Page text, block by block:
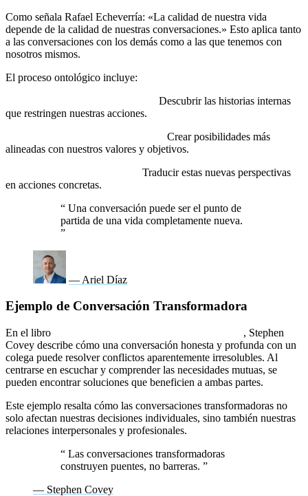
Como señala Rafael Echeverría: «La calidad de nuestra vida
depende de la calidad de nuestras conversaciones.» Esto aplica tanto
a las conversaciones con los demás como a las que tenemos con
nosotros mismos.
El proceso ontológico incluye:
Descubrir las historias internas
que restringen nuestras acciones.
Crear posibilidades más
alineadas con nuestros valores y objetivos.
Traducir estas nuevas perspectivas
en acciones concretas.
“ Una conversación puede ser el punto de
partida de una vida completamente nueva.
”
— Ariel Díaz
Ejemplo de Conversación Transformadora
En el libro
, Stephen
Covey describe cómo una conversación honesta y profunda con un
colega puede resolver conflictos aparentemente irresolubles. Al
centrarse en escuchar y comprender las necesidades mutuas, se
pueden encontrar soluciones que beneficien a ambas partes.
Este ejemplo resalta cómo las conversaciones transformadoras no
solo afectan nuestras decisiones individuales, sino también nuestras
relaciones interpersonales y profesionales.
“ Las conversaciones transformadoras
construyen puentes, no barreras. ”
— Stephen Covey